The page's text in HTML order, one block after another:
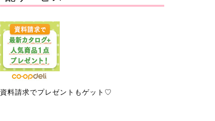
資料請求でプレゼントもゲット♡